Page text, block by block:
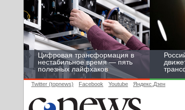
Цифровая трансформация в
нестабильное время — пять
полезных лайфхаков
Twitter (topnews) Facebook Youtube Яндекс.Дзен